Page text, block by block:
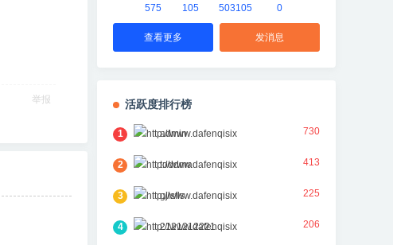
举报
575
105
503105
0
查看更多 发消息
活跃度排行榜
1 admin 730
2 toddma 413
3 gjlsfls 225
4 2121212221 206